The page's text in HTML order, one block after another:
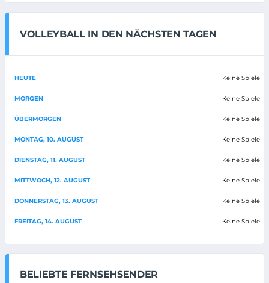
VOLLEYBALL IN DEN NÄCHSTEN TAGEN
HEUTE Keine Spiele
MORGEN Keine Spiele
ÜBERMORGEN Keine Spiele
MONTAG, 10. AUGUST Keine Spiele
DIENSTAG, 11. AUGUST Keine Spiele
MITTWOCH, 12. AUGUST Keine Spiele
DONNERSTAG, 13. AUGUST Keine Spiele
FREITAG, 14. AUGUST Keine Spiele
BELIEBTE FERNSEHSENDER